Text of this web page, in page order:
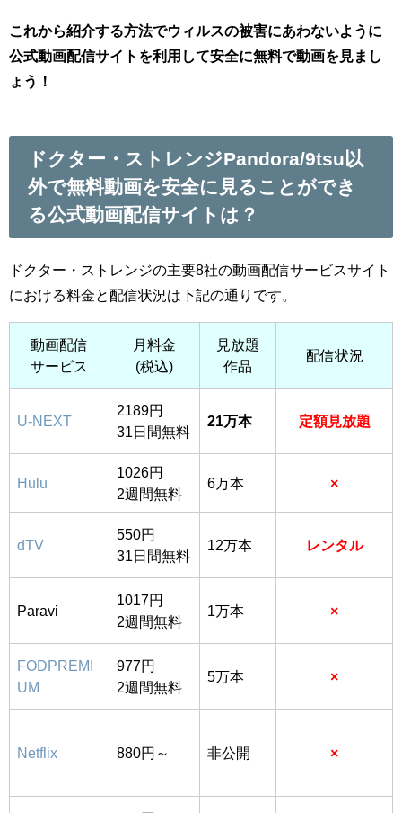
これから紹介する方法でウィルスの被害にあわないように
公式動画配信サイトを利用して安全に無料で動画を見まし
ょう！
ドクター・ストレンジPandora/9tsu以
外で無料動画を安全に見ることができ
る公式動画配信サイトは？
ドクター・ストレンジの主要8社の動画配信サービスサイト
における料金と配信状況は下記の通りです。
動画配信
サービス
月料金
(税込)
見放題
作品
配信状況
U-NEXT
2189円
31日間無料
21万本 定額見放題
Hulu
1026円
2週間無料
6万本 ×
dTV
550円
31日間無料
12万本 レンタル
Paravi
1017円
2週間無料
1万本 ×
FODPREMI
UM
977円
2週間無料
5万本 ×
Netflix 880円～ 非公開 ×